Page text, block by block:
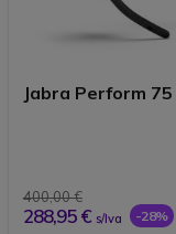
Jabra Perform 75
400,00 €
288,95 € s/Iva -28%